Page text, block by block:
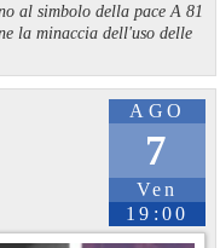
al simbolo della pace A 81
la minaccia dell'uso delle
AGO
7
Ven
19:00